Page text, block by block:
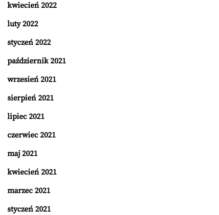
kwiecień 2022
luty 2022
styczeń 2022
październik 2021
wrzesień 2021
sierpień 2021
lipiec 2021
czerwiec 2021
maj 2021
kwiecień 2021
marzec 2021
styczeń 2021